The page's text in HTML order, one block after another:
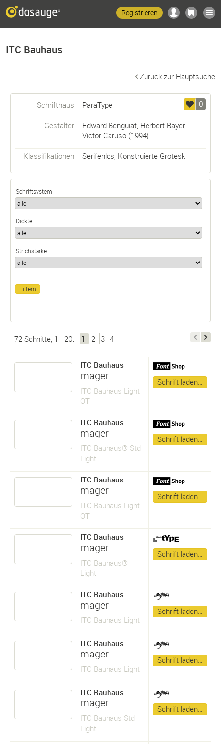
Registrieren
ITC Bauhaus
Zurück zur Hauptsuche
0
Schrifthaus ParaType
Gestalter Edward Benguiat, Herbert Bayer,
Victor Caruso(1994)
Klassifikationen Serifenlos, Konstruierte Grotesk
Schriftsystem
Dickte
Strichstärke
72 Schnitte, 1—20: 1 2 3 4
ITC Bauhaus
mager
ITC Bauhaus Light
OT
Schrift laden…
ITC Bauhaus
mager
ITC Bauhaus® Std
Light
Schrift laden…
ITC Bauhaus
mager
ITC Bauhaus Light
OT
Schrift laden…
ITC Bauhaus
mager
ITC Bauhaus®
Light
Schrift laden…
ITC Bauhaus
mager
ITC Bauhaus Light
Schrift laden…
ITC Bauhaus
mager
ITC Bauhaus Light
Schrift laden…
ITC Bauhaus
mager
ITC Bauhaus Std
Light
Schrift laden…